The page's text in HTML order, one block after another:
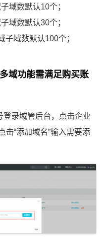
域数默认10个；
域数默认30个；
子域数默认100个；
域功能需满足购买账
登录域管后台，点击企业
击“添加域名”输入需要添